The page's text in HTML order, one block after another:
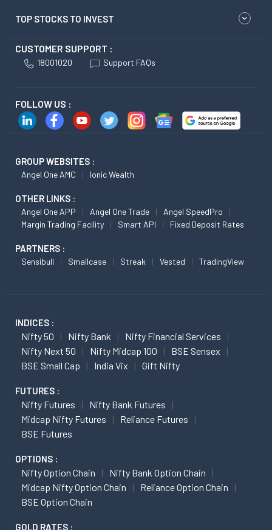
TOP STOCKS TO INVEST
CUSTOMER SUPPORT :
18001020 Support FAQs
FOLLOW US :
GROUP WEBSITES :
Angel One AMC Ionic Wealth
OTHER LINKS :
Angel One APP Angel One Trade
Angel SpeedPro
Margin Trading Facility
Smart API Fixed Deposit Rates
PARTNERS :
Sensibull Smallcase Streak Vested TradingView
INDICES :
Nifty 50 Nifty Bank
Nifty Financial Services
Nifty Next 50
Nifty Midcap 100
BSE Sensex
BSE Small Cap
India Vix Gift Nifty
FUTURES :
Nifty Futures
Nifty Bank Futures
Midcap Nifty Futures
Reliance Futures
BSE Futures
OPTIONS :
Nifty Option Chain
Nifty Bank Option Chain
Midcap Nifty Option Chain
Reliance Option Chain
BSE Option Chain
GOLD RATES :